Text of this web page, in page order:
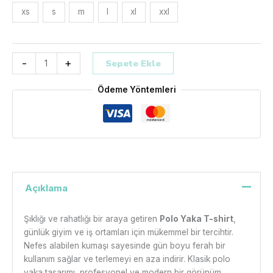
xs s m xl xxl
- + Sepete Ekle
Ödeme Yöntemleri
Açıklama
Şıklığı ve rahatlığı bir araya getiren Polo Yaka T-shirt,
günlük giyim ve iş ortamları için mükemmel bir tercihtir.
Nefes alabilen kumaşı sayesinde gün boyu ferah bir
kullanım sağlar ve terlemeyi en aza indirir. Klasik polo